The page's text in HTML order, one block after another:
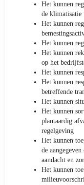
Het kunnen
de klimatisatie
Het kunnen
Het kunnen
Het kunnen
op het
Het kunnen
Het kunnen
betreffende
Het kunnen
Het kunnen
plantaardig
regelgeving
Het kunnen
de
aandacht en
Het kunnen